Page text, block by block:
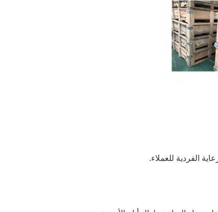
الفردية للعملاء.